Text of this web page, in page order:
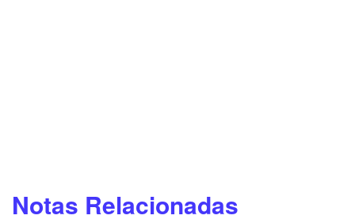
Notas Relacionadas